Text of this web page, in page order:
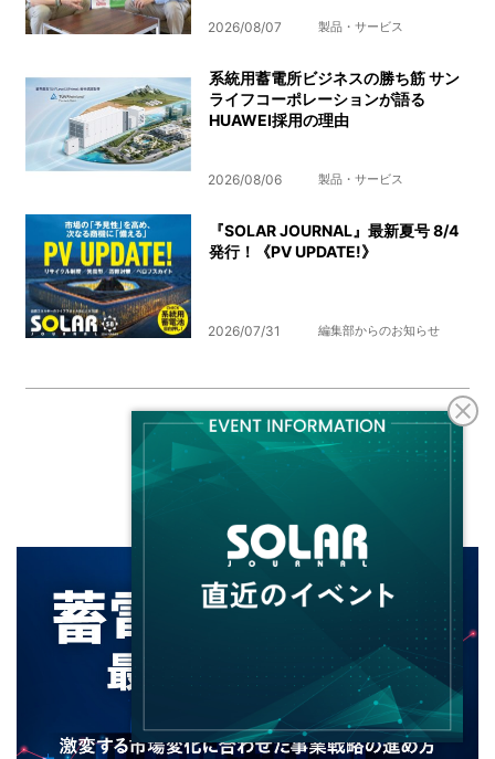
2026/08/07 製品・サービス
系統用蓄電所ビジネスの勝ち筋 サン
ライフコーポレーションが語る
HUAWEI採用の理由
2026/08/06 製品・サービス
『SOLAR JOURNAL』最新夏号 8/4
発行！《PV UPDATE!》
2026/07/31 編集部からのお知らせ
PICK UP
注目記事